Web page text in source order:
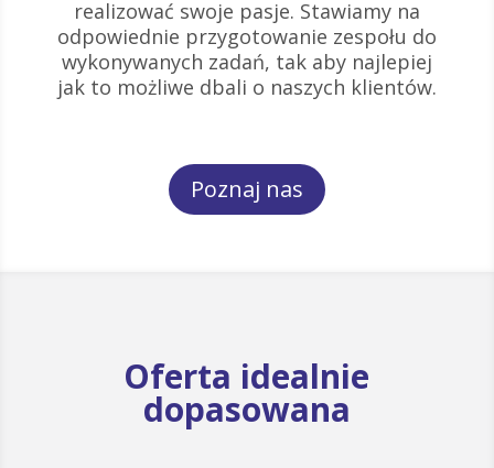
realizować swoje pasje. Stawiamy na
odpowiednie przygotowanie zespołu do
wykonywanych zadań, tak aby najlepiej
jak to możliwe dbali o naszych klientów.
Poznaj nas
Oferta idealnie
dopasowana